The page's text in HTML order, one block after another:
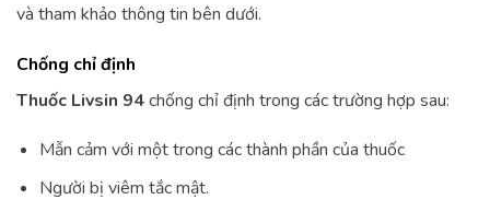
và tham khảo thông tin bên dưới.
Chống chỉ định
Thuốc Livsin 94chống chỉ định trong các trường hợp sau:
Mẫn cảm với một trong các thành phần của thuốc
Người bị viêm tắc mật.